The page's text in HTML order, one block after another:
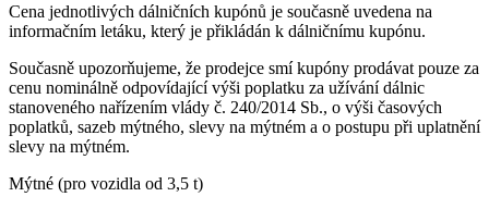
Cena jednotlivých dálničních kupónů je současně uvedena na
informačním letáku, který je přikládán k dálničnímu kupónu.
Současně upozorňujeme, že prodejce smí kupóny prodávat pouze za
cenu nominálně odpovídající výši poplatku za užívání dálnic
stanoveného nařízením vlády č. 240/2014 Sb., o výši časových
poplatků, sazeb mýtného, slevy na mýtném a o postupu při uplatnění
slevy na mýtném.
Mýtné (pro vozidla od 3,5 t)